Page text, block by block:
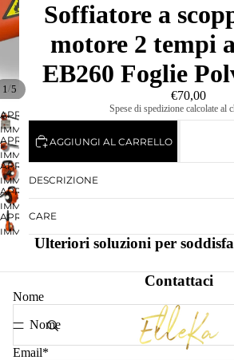
1 /5
APRI
IMMAGINE
A
SCHERMO
INTERO
APRI
IMMAGINE
A
SCHERMO
INTERO
APRI
IMMAGINE
A
SCHERMO
INTERO
APRI
IMMAGINE
A
SCHERMO
INTERO
APRI
IMMAGINE
Soffiatore a
motore 2 tempi
EB260 Foglie
€70,00
Spese di spedizione calcolate al
AGGIUNGI AL CARRELLO
DESCRIZIONE
CARE
Ulteriori soluzioni per
Contattaci
Nome
Email*